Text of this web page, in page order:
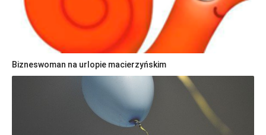
Bizneswoman na urlopie macierzyńskim